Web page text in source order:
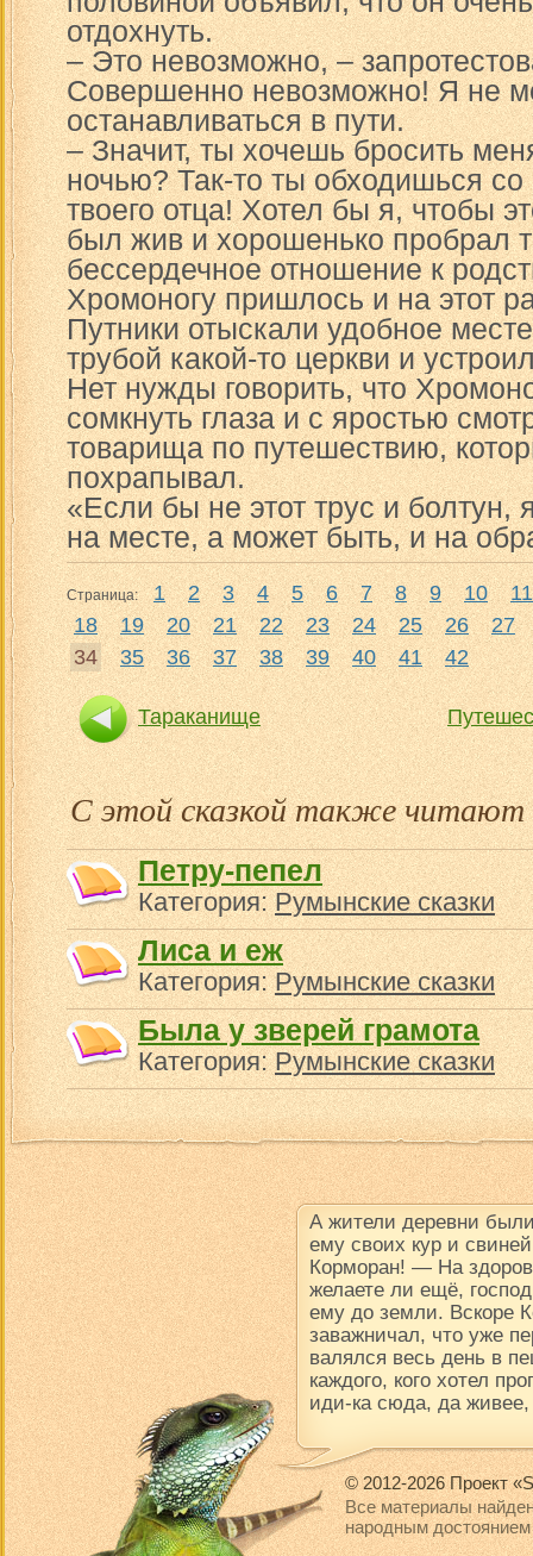
отдохнуть.
– Это невозможно, –
Совершенно невозможно! Я не
останавливаться в пути.
– Значит, ты хочешь бросить
ночью? Так-то ты обходишься
твоего отца! Хотел бы я, чтобы
был жив и хорошенько пробрал
бессердечное отношение к
Хромоногу пришлось и на этот
Путники отыскали удобное
трубой какой-то церкви и
Нет нужды говорить, что
сомкнуть глаза и с яростью
товарища по путешествию,
похрапывал.
«Если бы не этот трус и
на месте, а может быть, и на
Страница: 1 2 3 4 5 6 7 8 9 10
11
18
19 20 21 22 23 24 25 26
27
34
35 36 37 38 39 40 41 42
Тараканище
С этой сказкой также читают
Петру-пепел
Категория:Румынские сказки
Лиса и еж
Категория:Румынские сказки
Была у зверей грамота
Категория:Румынские сказки
А жители деревни
ему своих кур и
Корморан! — На
желаете ли ещё,
ему до земли. Вскоре
заважничал, что уже
валялся весь день в
каждого, кого хотел
иди-ка сюда, да
© 2012-2026 Проект
Все материалы
народным достоянием